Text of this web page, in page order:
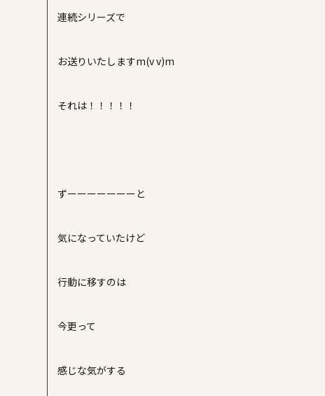
連続シリーズで
お送りいたしますm(v v)m
それは！！！！！
ずーーーーーーーと
気になっていたけど
行動に移すのは
今更って
感じな気がする